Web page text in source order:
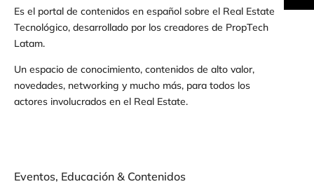
Es el portal de contenidos en español sobre el Real Estate
Tecnológico, desarrollado por los creadores de PropTech
Latam.
Un espacio de conocimiento, contenidos de alto valor,
novedades, networking y mucho más, para todos los
actores involucrados en el Real Estate.
Eventos, Educación & Contenidos